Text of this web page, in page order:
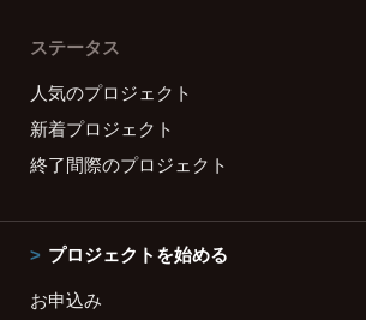
ステータス
人気のプロジェクト
新着プロジェクト
終了間際のプロジェクト
プロジェクトを始める
お申込み